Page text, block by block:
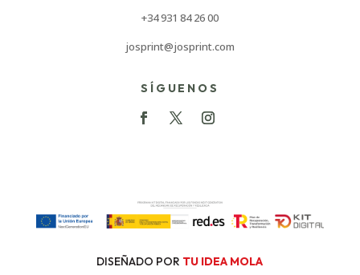
+34 931 84 26 00
josprint@josprint.com
SÍGUENOS
DISEÑADO POR TU IDEA MOLA